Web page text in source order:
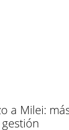
a Milei: